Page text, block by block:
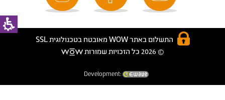
התשלום באתר WOW מאובטח בטכנולוגית SSL
© 2026 כל הזכויות שמורות
Development: